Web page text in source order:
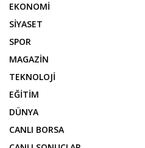
EKONOMİ
SİYASET
SPOR
MAGAZİN
TEKNOLOJİ
EĞİTİM
DÜNYA
CANLI BORSA